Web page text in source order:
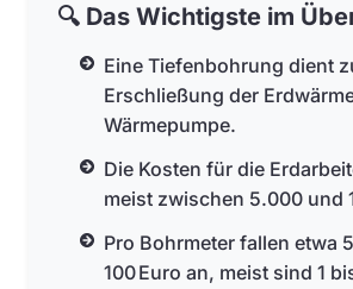
🔍 Das Wichtigste im
Eine Tiefenbohrung dient
Erschließung der
Wärmepumpe.
Die Kosten für die
meist zwischen 5.000 und
Pro Bohrmeter fallen etwa
100 Euro an, meist sind 1